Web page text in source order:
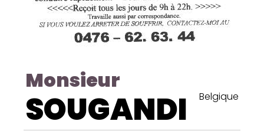
Monsieur
SOUGANDI Belgique